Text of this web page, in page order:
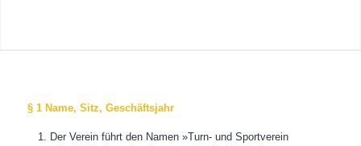
§ 1 Name, Sitz, Geschäftsjahr
Der Verein führt den Namen »Turn- und Sportverein